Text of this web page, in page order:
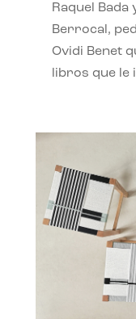
Raquel
Berrocal,
Ovidi Benet
libros que le